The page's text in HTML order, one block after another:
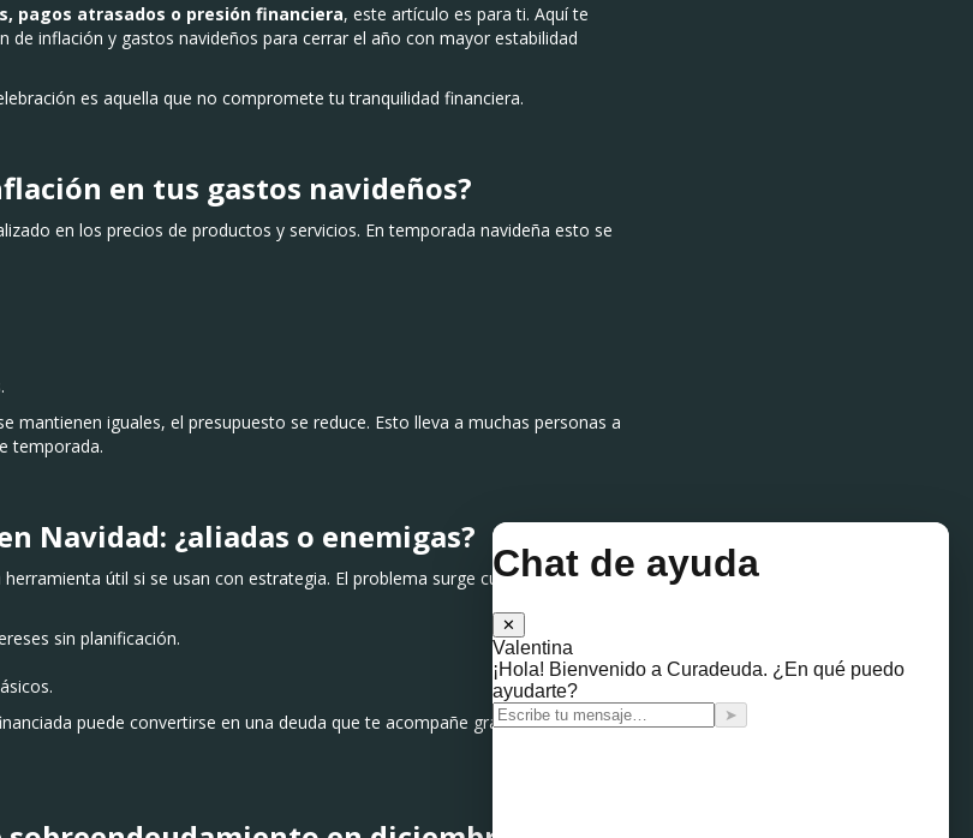
pagos atrasados o presión financiera, este artículo es para ti. Aquí te
inflación y gastos navideños para cerrar el año con mayor estabilidad
es aquella que no compromete tu tranquilidad financiera.
en tus gastos navideños?
en los precios de productos y servicios. En temporada navideña esto se
mantienen iguales, el presupuesto se reduce. Esto lleva a muchas personas a
temporada.
Navidad: ¿aliadas o enemigas?
herramienta útil si se usan con estrategia. El problema surge cuando:
sin planificación.
puede convertirse en una deuda que te acompañe gran parte del